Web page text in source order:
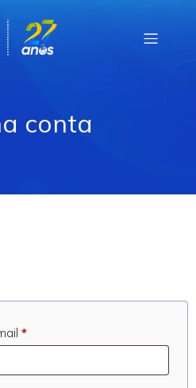
conta
*Obrigatório